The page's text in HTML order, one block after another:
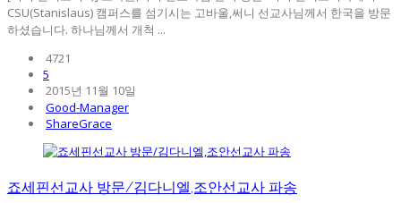
CSU(Stanislaus) 캠퍼스를 섬기시는 고바울,써니 선교사님께서 한국을 방문
하셨습니다. 하나님께서 개척 ...
4721
5
2015년 11월 10일
Good-Manager
ShareGrace
죠세핀선교사 방문/김다니엘,조안선교사 파송